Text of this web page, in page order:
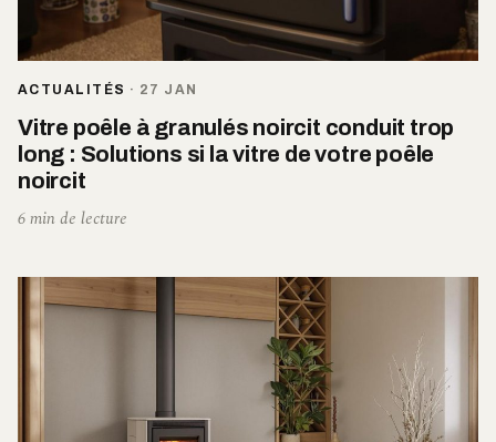
ACTUALITÉS · 27 JAN
Vitre poêle à granulés noircit conduit trop
long : Solutions si la vitre de votre poêle
noircit
6 min de lecture